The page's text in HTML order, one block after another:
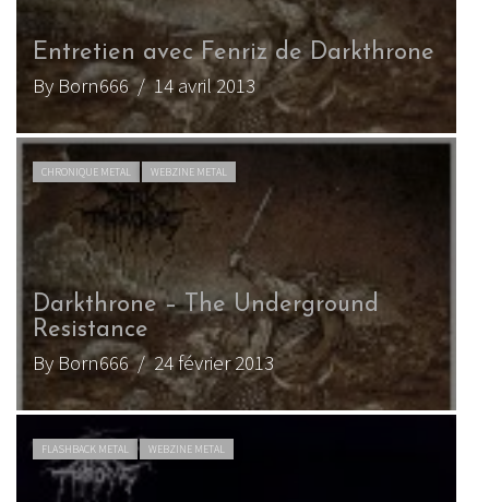
Entretien avec Fenriz de Darkthrone
By Born666/ 14 avril 2013
CHRONIQUE METAL WEBZINE METAL
Darkthrone – The Underground
Resistance
By Born666/ 24 février 2013
FLASHBACK METAL WEBZINE METAL